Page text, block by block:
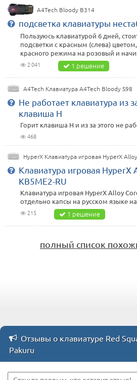
A4Tech Bloody B314
подсветка клавиатуры
Пользуюсь клавиатурой 6 дней,
подсветки с красным (слева)
красного режима на розовый и
2 041 1 решение
A4Tech Клавиатура A4Tech Bloody S98
Не работает клавиатура из
клавиша H
Горит клавиша H и из за этого не
468
HyperX Клавиатура игровая HyperX
Клавиатура игровая HyperX
KB5ME2-RU
Клавиатура игровая HyperX Alloy
отдельно капсы на русском языке
215 1 решение
полный список
Отзывы о клавиатуре Red
Pakuru